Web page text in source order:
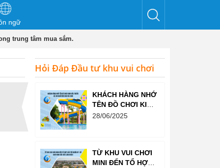
ngữ
trung tâm mua sắm.
Hỏi Đáp Đầu tư khu vui chơi
KHÁCH HÀNG NHỚ
TÊN ĐỒ CHƠI KINH
BẮC TRƯỚC CẢ
28/06/2025
TỪ KHU VUI CHƠI
MINI ĐẾN TỔ HỢP